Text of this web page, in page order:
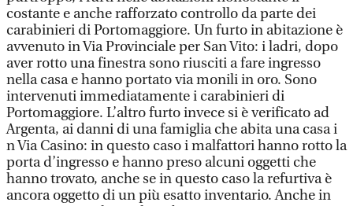
costante e anche rafforzato controllo da parte dei
carabinieri di Portomaggiore. Un furto in abitazione è
avvenuto in Via Provinciale per San Vito: i ladri, dopo
aver rotto una finestra sono riusciti a fare ingresso
nella casa e hanno portato via monili in oro. Sono
intervenuti immediatamente i carabinieri di
Portomaggiore. L’altro furto invece si è verificato ad
Argenta, ai danni di una famiglia che abita una casa i
n Via Casino: in questo caso i malfattori hanno rotto la
porta d’ingresso e hanno preso alcuni oggetti che
hanno trovato, anche se in questo caso la refurtiva è
ancora oggetto di un più esatto inventario. Anche in